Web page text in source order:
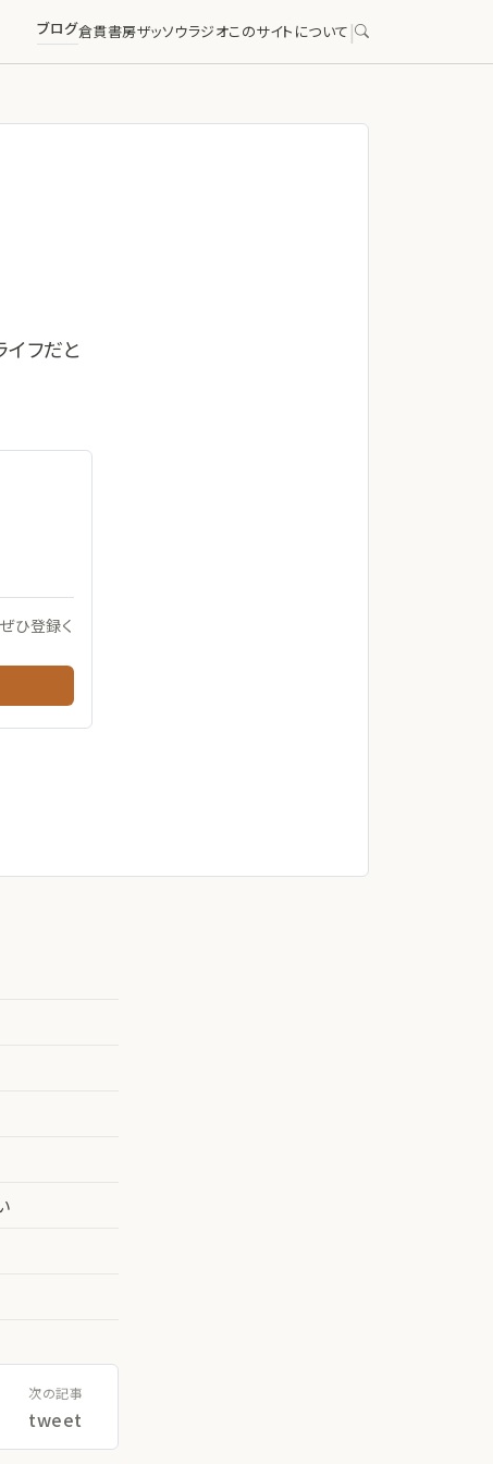
ブログ倉貫書房ザッソウラジオこのサイトについて |
イフだと
ひ登録く
次の記事
tweet